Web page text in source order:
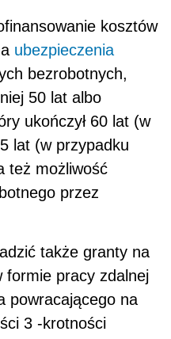
kosztów
ubezpieczenia
bezrobotnych,
50 lat albo
ukończył 60 lat (w
lat (w przypadku
też możliwość
przez
także granty na
formie pracy zdalnej
powracającego na
3 -krotności